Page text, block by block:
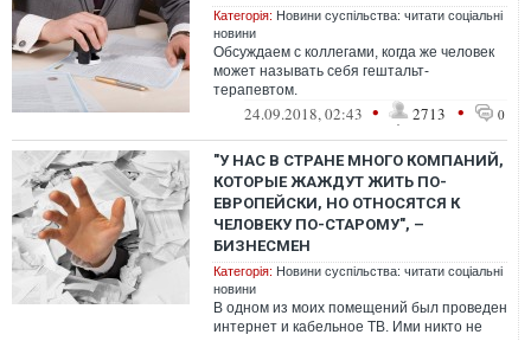
Категорія: Новини суспільства: читати соціальні
новини
Обсуждаем с коллегами, когда же человек
может называть себя гештальт-
терапевтом.
24.09.2018, 02:43 • 2713 • 0
"У НАС В СТРАНЕ МНОГО КОМПАНИЙ,
КОТОРЫЕ ЖАЖДУТ ЖИТЬ ПО-
ЕВРОПЕЙСКИ, НО ОТНОСЯТСЯ К
ЧЕЛОВЕКУ ПО-СТАРОМУ", –
БИЗНЕСМЕН
Категорія: Новини суспільства: читати соціальні
новини
В одном из моих помещений был проведен
интернет и кабельное ТВ. Ими никто не